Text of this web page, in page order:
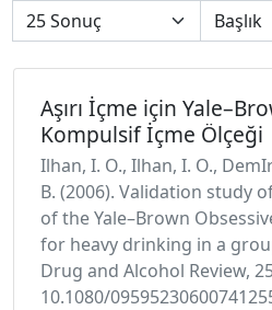
Aşırı İçme için
Kompulsif İçme Ölçeği
Ilhan, I. O., Ilhan, I. O.,
B. (2006). Validation study
of the Yale–Brown
for heavy drinking in a
Drug and Alcohol Review,
10.1080/